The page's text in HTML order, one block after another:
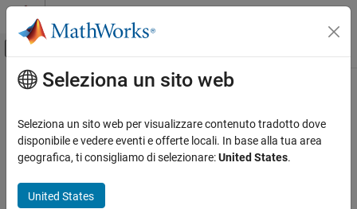
Vai al contenuto
Attiva/disattiva menu di navigazione
Pagina iniziale della documentazione
Requirements Toolbox
Link Requirements
Create Requirement Links
Contenuto principale
source
Class:slreq.Link
Namespace:slreq
Get link source
Seleziona un sito web
Seleziona un sito web per visualizzare contenuto tradotto dove
disponibile e vedere eventi e offerte locali. In base alla tua area
geografica, ti consigliamo di selezionare:United States.
United States